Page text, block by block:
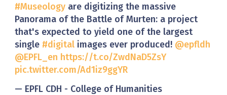
#Museologyare digitizing the massive
Panorama of the Battle of Murten: a project
that's expected to yield one of the largest
single #digitalimages ever produced! @epfldh
@EPFL_en https://t.co/ZwdNaD5ZsY
pic.twitter.com/Ad1iz9ggYR
— EPFL CDH - College of Humanities